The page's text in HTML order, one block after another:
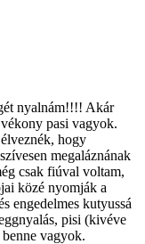
nyalnám!!!! Akár
pasi vagyok.
hogy
megaláznának
csak fiúval voltam,
közé nyomják a
engedelmes kutyussá
pisi (kivéve
vagyok.